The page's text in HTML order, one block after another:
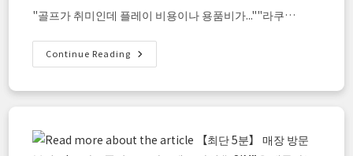
해
소
자
"골프가 취미인데 플레이 비용이나 용품비가...""라쿠…
Continue Reading 골
프
아
하
텐